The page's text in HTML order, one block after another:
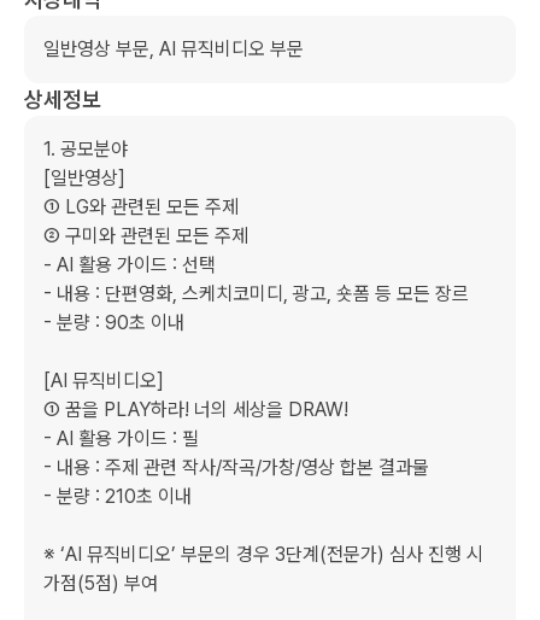
일반영상 부문, AI 뮤직비디오 부문
상세정보
1. 공모분야
[일반영상]
① LG와 관련된 모든 주제
② 구미와 관련된 모든 주제
- AI 활용 가이드 : 선택
- 내용 : 단편영화, 스케치코미디, 광고, 숏폼 등 모든 장르
- 분량 : 90초 이내
[AI 뮤직비디오]
① 꿈을 PLAY하라! 너의 세상을 DRAW!
- AI 활용 가이드 : 필
- 내용 : 주제 관련 작사/작곡/가창/영상 합본 결과물
- 분량 : 210초 이내
※ ‘AI 뮤직비디오’ 부문의 경우 3단계(전문가) 심사 진행 시
가점(5점) 부여